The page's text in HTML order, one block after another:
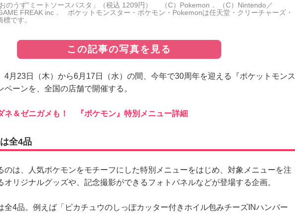
おのうず”ミートソースパスタ」（税込 1209円） （C）Pokemon． （C）Nintendo／
FREAK inc． ポケットモンスター・ポケモン・Pokemonは任天堂・クリーチャーズ・
です。
この記事の写真を見る
月23日（木）から6月17日（水）の間、今年で30周年を迎える『ポケットモンス
ペーンを、全国の店舗で開催する。
ネ＆ゼニガメも！ 『ポケモン』特別メニュー詳細
全4品
は、人気ポケモンをモチーフにした特別メニューをはじめ、対象メニューを注
オリジナルグッズや、記念撮影ができるフォトパネルなどが登場する企画。
4品。例えば「ピカチュウのしっぽカッター付きホイル包みチーズINハンバー